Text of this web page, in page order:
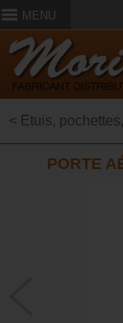
MENU
< Etuis,
PORTE